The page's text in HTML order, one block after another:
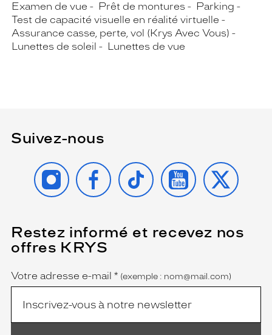
Examen de vue
Prêt de montures
Parking
Test de capacité visuelle en réalité virtuelle
Assurance casse, perte, vol (Krys Avec Vous)
Lunettes de soleil
Lunettes de vue
Suivez-nous
INSTAGRAMFACEBOOK
TIKTOK YOUTUBE
X
Restez informé et recevez nos
offres KRYS
Name
Votre adresse e-mail *
(Ce
champ
est
obligatoire)
(exemple : nom@mail.com)